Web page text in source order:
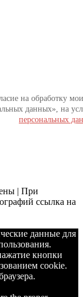
на обработку
данных», на
персональных
| При
ссылка на
данные для
кнопки
cookie.